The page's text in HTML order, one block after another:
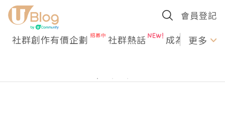
會員登記
社群創作有價企劃 社群熱話 成為U更多